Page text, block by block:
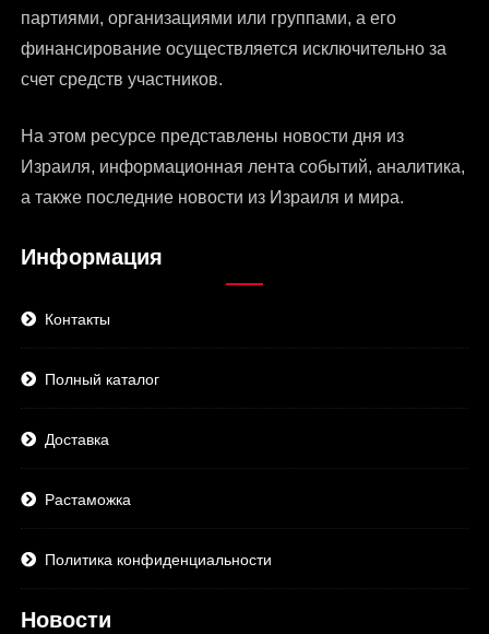
партиями, организациями или группами, а его
финансирование осуществляется исключительно за
счет средств участников.
На этом ресурсе представлены новости дня из
Израиля, информационная лента событий, аналитика,
а также последние новости из Израиля и мира.
Информация
Контакты
Полный каталог
Доставка
Растаможка
Политика конфиденциальности
Новости